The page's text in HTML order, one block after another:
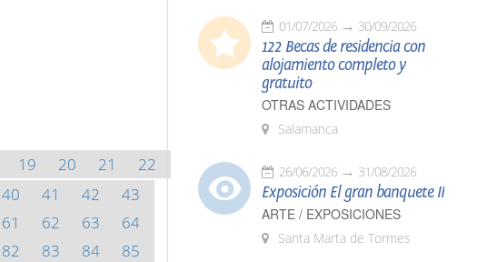
19 20 21
22
40 41 42
43
61 62 63
64
82 83 84
85
01/07/2026 30/09/2026
122 Becas de residencia con
alojamiento completo y
gratuito
OTRAS ACTIVIDADES
Salamanca
26/06/2026 31/08/2026
Exposición El gran banquete II
ARTE / EXPOSICIONES
Santa Marta de Tormes